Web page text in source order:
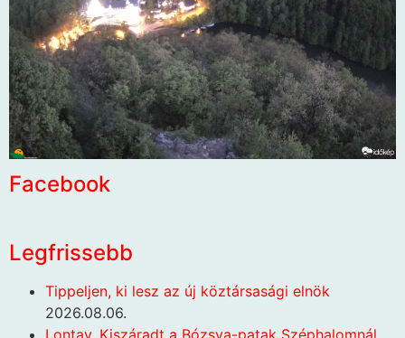
Facebook
Legfrissebb
Tippeljen, ki lesz az új köztársasági elnök
2026.08.06.
Lontay. Kiszáradt a Bózsva-patak Széphalomnál